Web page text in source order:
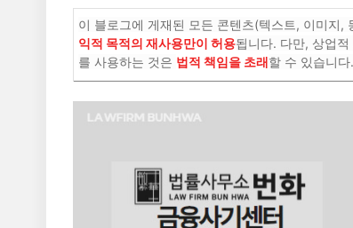
이 블로그에 게재된 모든 콘텐츠(텍스트, 이미지,
익적 목적의 재사용만이 허용됩니다. 다만, 상업
를 사용하는 것은 법적 책임을 초래할 수 있습니다.